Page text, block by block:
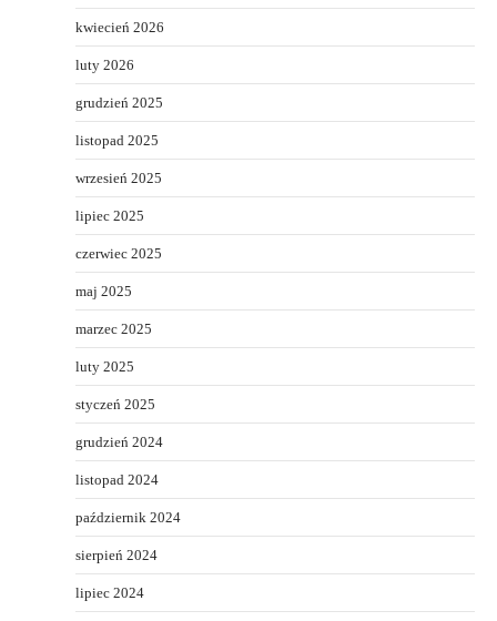
kwiecień 2026
luty 2026
grudzień 2025
listopad 2025
wrzesień 2025
lipiec 2025
czerwiec 2025
maj 2025
marzec 2025
luty 2025
styczeń 2025
grudzień 2024
listopad 2024
październik 2024
sierpień 2024
lipiec 2024